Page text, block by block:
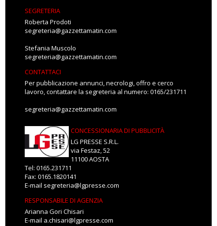
SEGRETERIA
Roberta Prodoti
segreteria@gazzettamatin.com
Stefania Muscolo
segreteria@gazzettamatin.com
CONTATTACI
Per pubblicazione annunci, necrologi, offro e cerco
lavoro, contattare la segreteria al numero: 0165/231711
segreteria@gazzettamatin.com
CONCESSIONARIA DI PUBBLICITÀ
LG PRESSE S.R.L.
via Festaz, 52
11100 AOSTA
Tel: 0165.231711
Fax: 0165.1820141
E-mail segreteria@lgpresse.com
RESPONSABILE DI AGENZIA
Arianna Gori Chisari
E-mail a.chisari@lgpresse.com